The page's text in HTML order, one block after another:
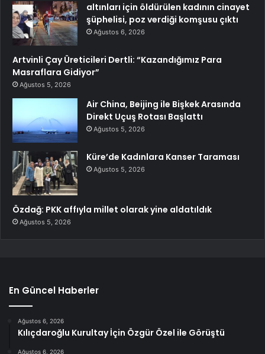
altınları için öldürülen kadının cinayet
şüphelisi, poz verdiği komşusu çıktı
Ağustos 6, 2026
Artvinli Çay Üreticileri Dertli: “Kazandığımız Para
Masraflara Gidiyor”
Ağustos 5, 2026
Air China, Beijing ile Bişkek Arasında
Direkt Uçuş Rotası Başlattı
Ağustos 5, 2026
Küre’de Kadınlara Kanser Taraması
Ağustos 5, 2026
Özdağ: PKK affıyla millet olarak yine aldatıldık
Ağustos 5, 2026
En Güncel Haberler
Ağustos 6, 2026
Kılıçdaroğlu Kurultay İçin Özgür Özel ile Görüştü
Ağustos 6, 2026